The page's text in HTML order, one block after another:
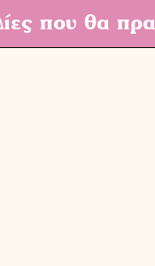
που θα